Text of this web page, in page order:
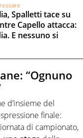
Spalletti tace su
Capello attacca:
E nessuno si
“Ognuno
d’insieme del
finale:
di campionato,